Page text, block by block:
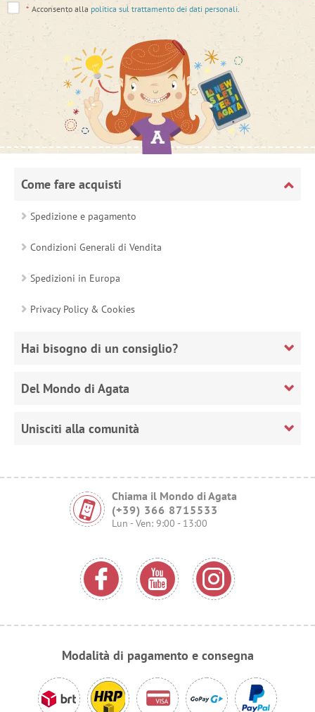
* Acconsento alla politica sul trattamento dei dati personali
Come fare acquisti
Spedizione e pagamento
Condizioni Generali di Vendita
Spedizioni in Europa
Privacy Policy & Cookies
Hai bisogno di un consiglio?
Del Mondo di Agata
Unisciti alla comunità
Chiama il Mondo di Agata
(+39) 366 8715533
Lun - Ven: 9:00 - 13:00
Modalità di pagamento e consegna